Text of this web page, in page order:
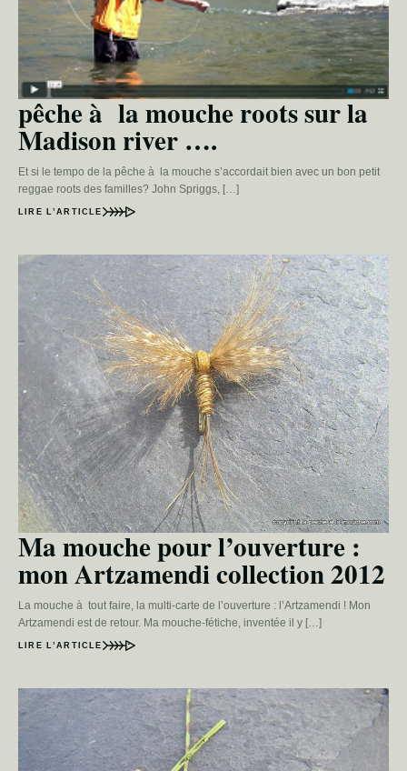
pêche à la mouche roots sur la
Madison river ….
Et si le tempo de la pêche à la mouche s’accordait bien avec un bon petit
reggae roots des familles? John Spriggs, […]
LIRE L’ARTICLE
Ma mouche pour l’ouverture :
mon Artzamendi collection 2012
La mouche à tout faire, la multi-carte de l’ouverture : l’Artzamendi ! Mon
Artzamendi est de retour. Ma mouche-fétiche, inventée il y […]
LIRE L’ARTICLE